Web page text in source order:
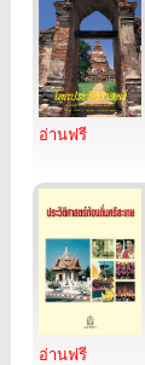
อ่านฟรี
อ่านฟรี